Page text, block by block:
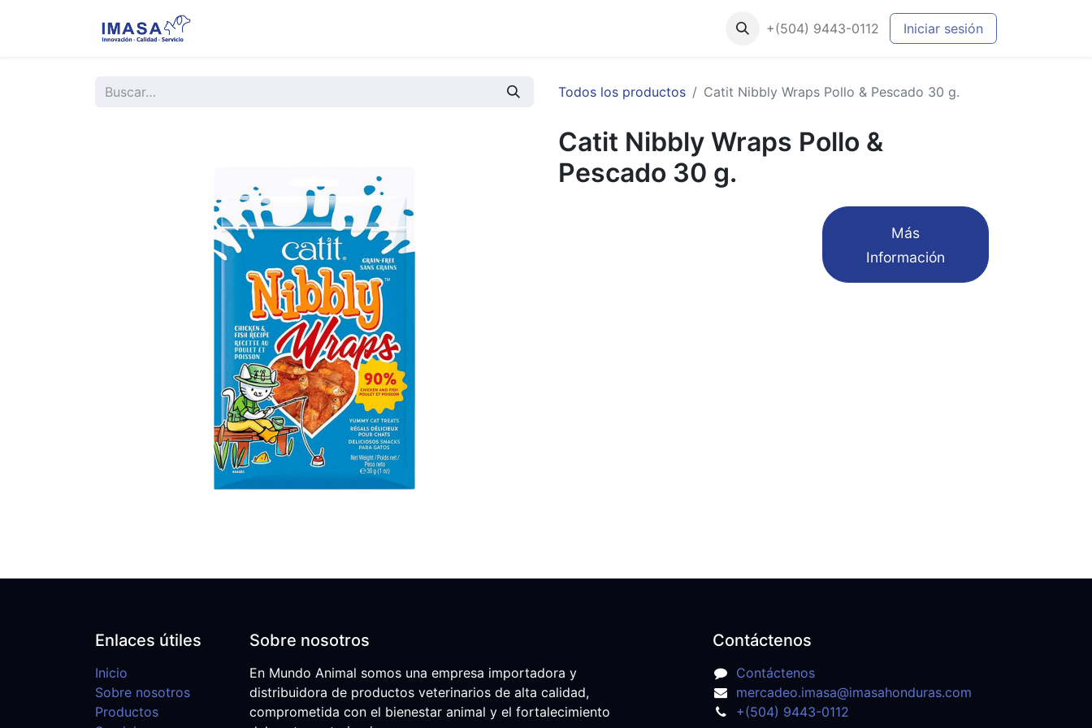
+(504) 9443-0112 Iniciar sesión
Todos los productos Catit Nibbly Wraps Pollo & Pescado 30 g.
Catit Nibbly Wraps Pollo &
Pescado 30 g.
​Más
Información
Enlaces útiles
Inicio
Sobre nosotros
Productos
Sobre nosotros
En Mundo Animal somos una empresa importadora y
distribuidora de productos veterinarios de alta calidad,
comprometida con el bienestar animal y el fortalecimiento
Contáctenos
Contáctenos
mercadeo.imasa@imasahonduras.com
+(504) 9443-0112